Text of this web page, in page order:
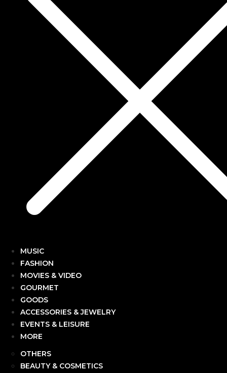
MUSIC
FASHION
MOVIES & VIDEO
GOURMET
GOODS
ACCESSORIES & JEWELRY
EVENTS & LEISURE
MORE
OTHERS
BEAUTY & COSMETICS